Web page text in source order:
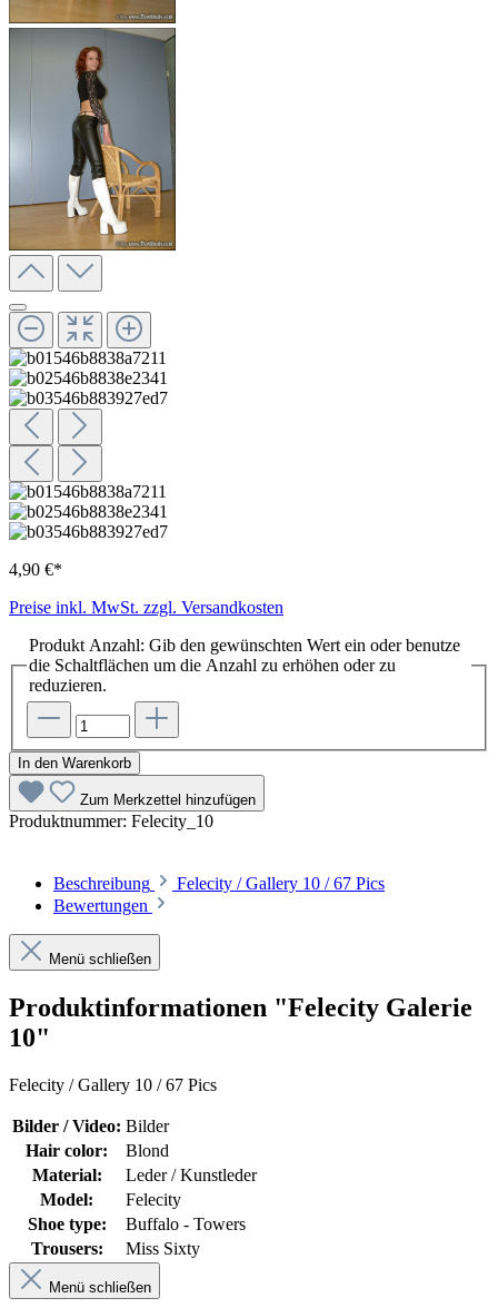
4,90 €*
Preise inkl. MwSt. zzgl. Versandkosten
Produkt Anzahl: Gib den gewünschten Wert ein oder benutze
die Schaltflächen um die Anzahl zu erhöhen oder zu
reduzieren.
In den Warenkorb
Zum Merkzettel hinzufügen
Produktnummer: Felecity_10
Beschreibung
Felecity / Gallery 10 / 67 Pics
Bewertungen
Menü schließen
Produktinformationen "Felecity Galerie
10"
Felecity / Gallery 10 / 67 Pics
Bilder / Video: Bilder
Hair color:
Blond
Material:
Leder / Kunstleder
Model:
Felecity
Shoe type:
Buffalo - Towers
Trousers:
Miss Sixty
Menü schließen